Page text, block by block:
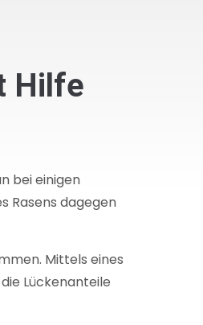
Hilfe
bei einigen
Rasens dagegen
Mittels eines
Lückenanteile